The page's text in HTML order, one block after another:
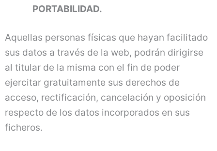
PORTABILIDAD.
Aquellas personas físicas que hayan facilitado
sus datos a través de la web, podrán dirigirse
al titular de la misma con el fin de poder
ejercitar gratuitamente sus derechos de
acceso, rectificación, cancelación y oposición
respecto de los datos incorporados en sus
ficheros.